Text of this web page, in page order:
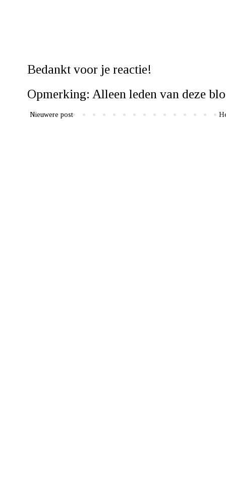
Bedankt voor je reactie!
Opmerking: Alleen leden van deze
Nieuwere post